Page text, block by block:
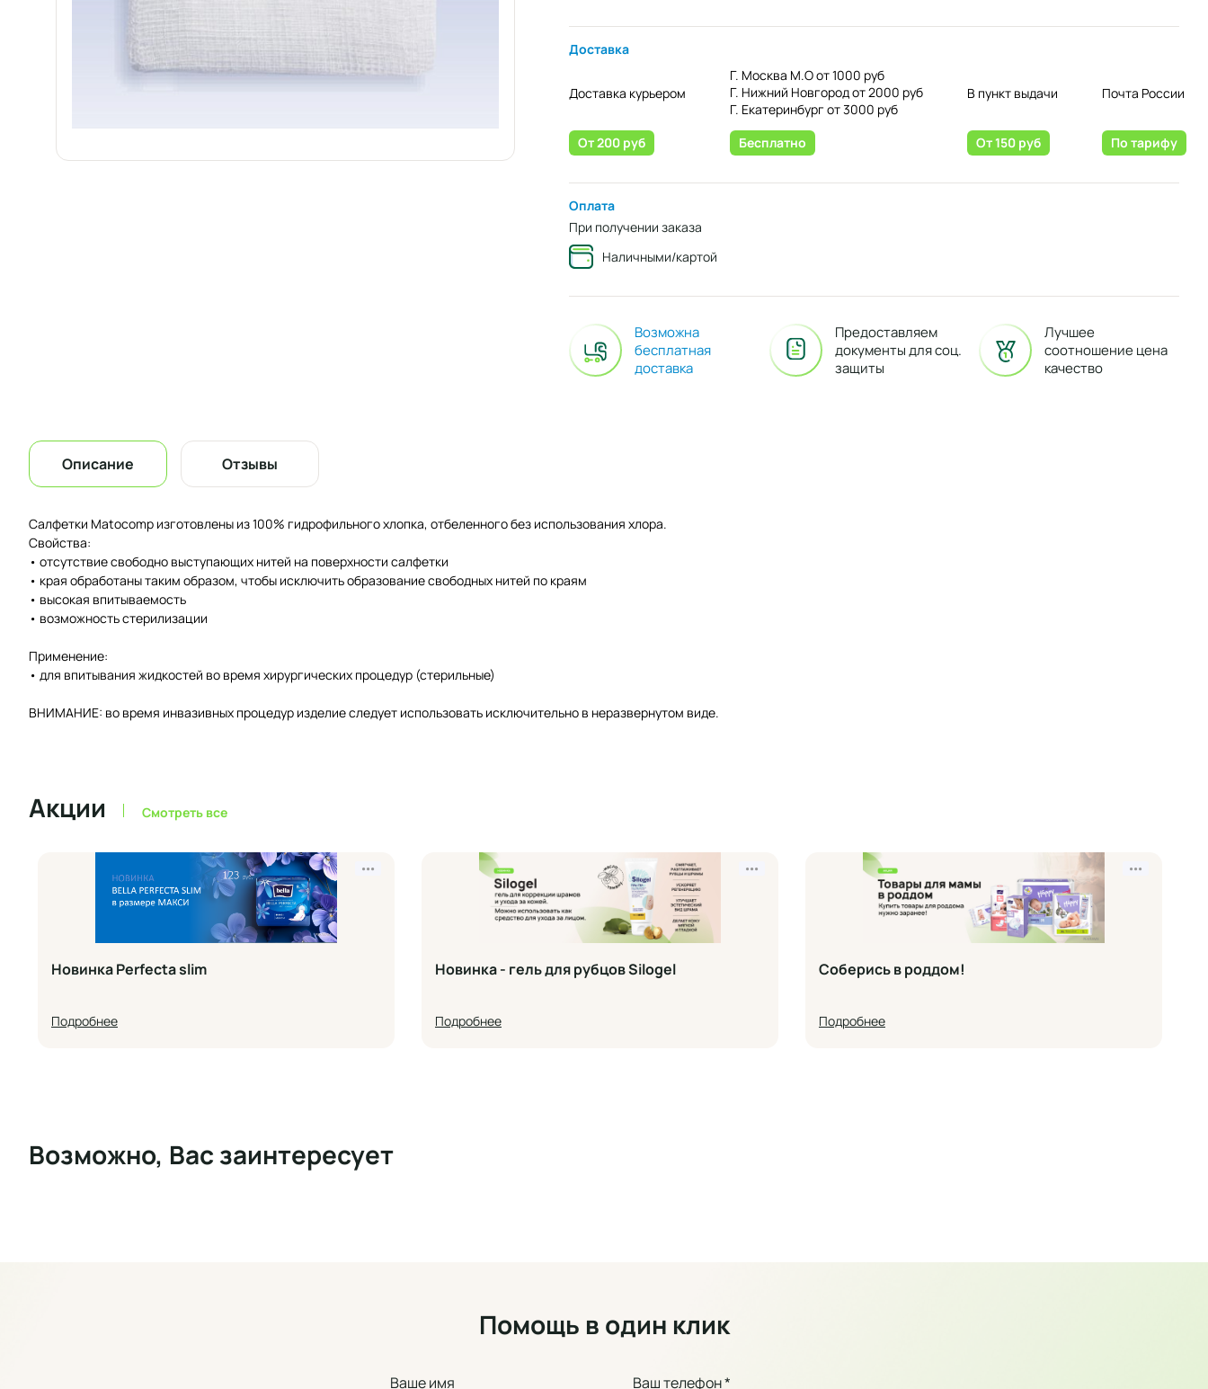
Доставка
Доставка курьером
От 200 руб
Г. Москва М.О от 1000 руб
Г. Нижний Новгород от 2000 руб
Г. Екатеринбург от 3000 руб
Бесплатно
В пункт выдачи
От 150 руб
Почта России
По тарифу
Оплата
При получении заказа
Наличными/картой
Возможна
бесплатная
доставка
Предоставляем
документы для соц.
защиты
Лучшее
соотношение цена
качество
Описание Отзывы
Салфетки Matocomp изготовлены из 100% гидрофильного хлопка, отбеленного без использования хлора.
Свойства:
• отсутcтвие свободно выступающих нитей на поверхности салфетки
• края обработаны таким образом, чтобы исключить образование свободных нитей по краям
• высокая впитываемость
• возможность стерилизации
Применение:
• для впитывания жидкостей во время хирургических процедур (стерильные)
ВНИМАНИЕ: во время инвазивных процедур изделие следует использовать исключительно в неразвернутом виде.
Акции Смотреть все
•••
Новинка Perfecta slim
Подробнее
•••
Новинка - гель для рубцов Silogel
Подробнее
•••
Соберись в роддом!
Подробнее
Возможно, Вас заинтересует
Помощь в один клик
Ваше имя Ваш телефон *